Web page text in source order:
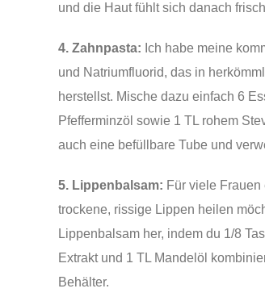
und die Haut fühlt sich danach
4. Zahnpasta: Ich habe meine
und Natriumfluorid, das in
herstellst. Mische dazu einfach 6
Pfefferminzöl sowie 1 TL rohem
auch eine befüllbare Tube und
5. Lippenbalsam: Für viele
trockene, rissige Lippen heilen
Lippenbalsam her, indem du 1/8
Extrakt und 1 TL Mandelöl
Behälter.